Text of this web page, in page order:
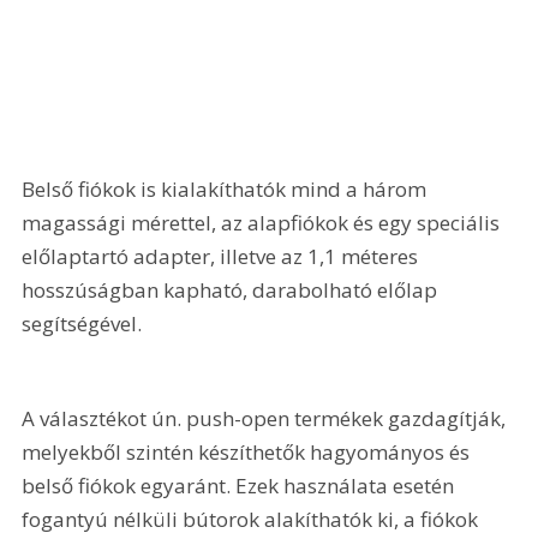
Belső fiókok is kialakíthatók mind a három
magassági mérettel, az alapfiókok és egy speciális
előlaptartó adapter, illetve az 1,1 méteres
hosszúságban kapható, darabolható előlap
segítségével.
A választékot ún. push-open termékek gazdagítják,
melyekből szintén készíthetők hagyományos és
belső fiókok egyaránt. Ezek használata esetén
fogantyú nélküli bútorok alakíthatók ki, a fiókok